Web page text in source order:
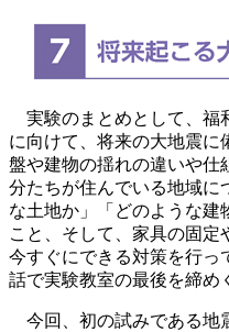
実験のまとめとして、福
に向けて、将来の大地震に
盤や建物の揺れの違いや仕
分たちが住んでいる地域に
な土地か」「どのような建
こと、そして、家具の固定
今すぐにできる対策を行っ
話で実験教室の最後を締め
今回、初の試みである地